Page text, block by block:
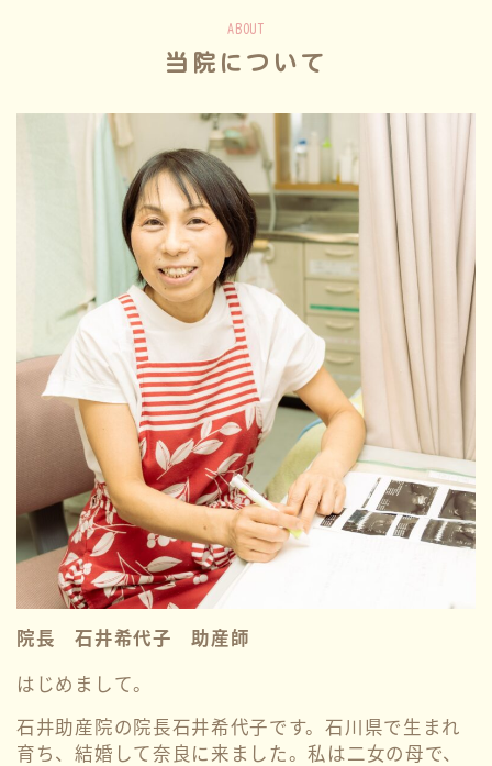
ABOUT
当院について
院長 石井希代子 助産師
はじめまして。
石井助産院の院長石井希代子です。石川県で生まれ
育ち、結婚して奈良に来ました。私は二女の母で、